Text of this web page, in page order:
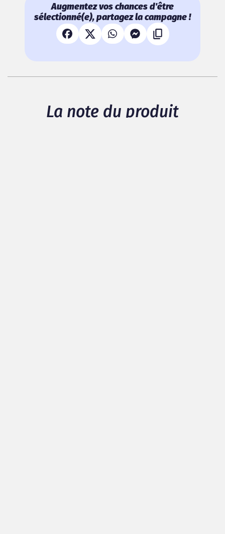
Augmentez vos chances d'être
sélectionné(e), partagez la campagne !
La note du produit